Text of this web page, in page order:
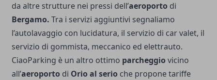
da altre strutture nei pressi dell’aeroporto di
Bergamo. Tra i servizi aggiuntivi segnaliamo
l’autolavaggio con lucidatura, il servizio di car valet, il
servizio di gommista, meccanico ed elettrauto.
CiaoParking è un altro ottimo parcheggio vicino
all’aeroporto di Orio al serio che propone tariffe